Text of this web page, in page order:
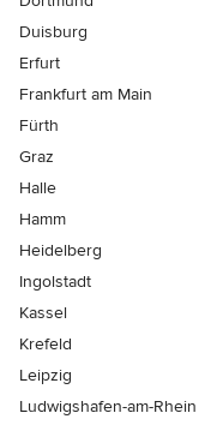
Duisburg
Erfurt
Frankfurt am Main
Fürth
Graz
Halle
Hamm
Heidelberg
Ingolstadt
Kassel
Krefeld
Leipzig
Ludwigshafen-am-Rhein